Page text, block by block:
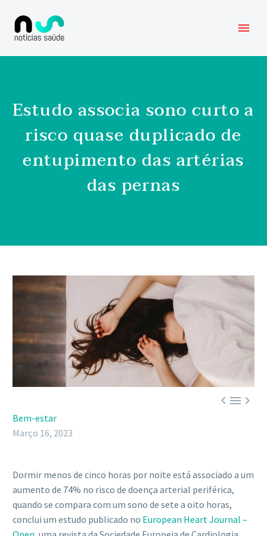
Estudo associa sono curto a
risco quase duplicado de
entupimento das artérias
das pernas

Bem-estar
Março 16, 2023
Dormir menos de cinco horas por noite está associado a um
aumento de 74% no risco de doença arterial periférica,
quando se compara com um sono de sete a oito horas,
conclui um estudo publicado no European Heart Journal –